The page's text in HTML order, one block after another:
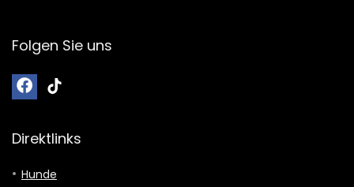
Folgen Sie uns
Direktlinks
Hunde